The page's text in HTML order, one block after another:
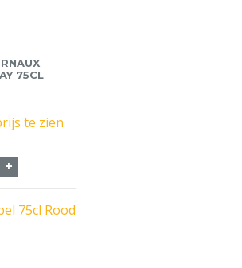
75CL
te zien
Vernaux Chardonnay 75cl aantal
+